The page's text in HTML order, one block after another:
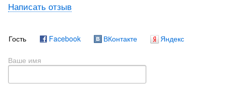
Написать отзыв
Гость Facebook ВКонтакте Яндекс
Ваше имя